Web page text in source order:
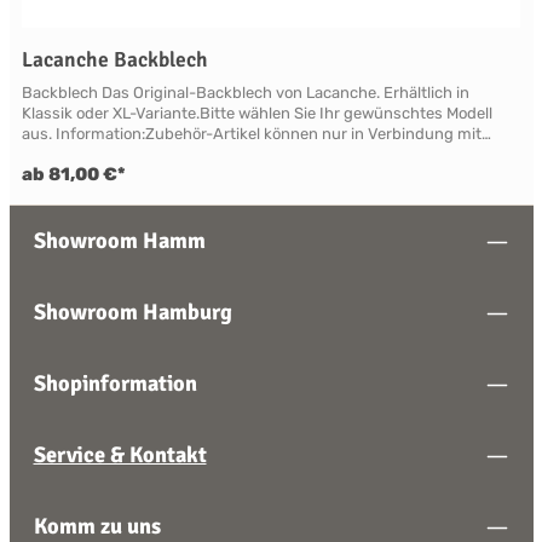
Lacanche Backblech
Backblech Das Original-Backblech von Lacanche. Erhältlich in
Klassik oder XL-Variante.Bitte wählen Sie Ihr gewünschtes Modell
aus. Information:Zubehör-Artikel können nur in Verbindung mit
ab 81,00 €*
Showroom Hamm
Showroom Hamburg
Shopinformation
Service & Kontakt
Komm zu uns